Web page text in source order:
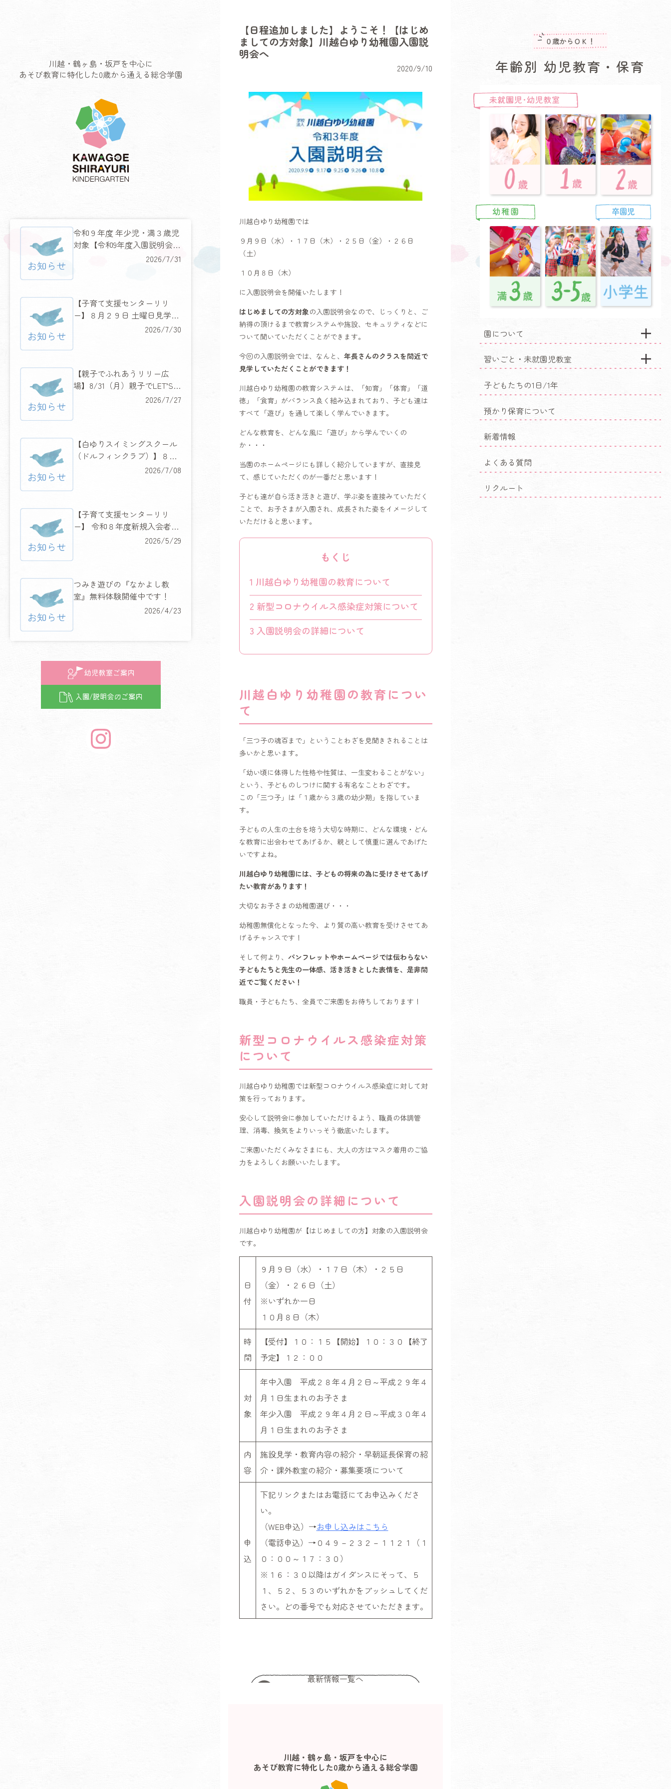
年齢別 幼児教育・保育
園について
習いごと・未就園児教室
子どもたちの1日/1年
預かり保育について
新着情報
よくある質問
リクルート
川越・鶴ヶ島・坂戸を中心に
あそび教育に特化した0歳から通える総合学園
令和９年度 年少児・満３歳児
対象【令和9年度入園説明会の
2026/7/31
【子育て支援センターリリ
ー】８月２９日 土曜日見学説
明会＆みんなに人気のあのキ
2026/7/30
【親子でふれあうリリー広
場】8/31（月）親子でLET’S
2026/7/27
【白ゆりスイミングスクール
（ドルフィンクラブ）】８月
６日（木）・７日（金）２日
2026/7/08
【子育て支援センターリリ
ー】 令和８年度新規入会者限
定 『ハッピーキャンペーン』
2026/5/29
つみき遊びの『なかよし教
室』無料体験開催中です！
2026/4/23
【日程追加しました】ようこそ！【はじめ
ましての方対象】川越白ゆり幼稚園入園説
明会へ
2020/9/10
川越白ゆり幼稚園では
９月９日（水）・１７日（木）・２５日（金）・２６日
（土）
１０月８日（木）
に入園説明会を開催いたします！
はじめましての方対象の入園説明会なので、じっくりと、ご
納得の頂けるまで教育システムや施設、セキュリティなどに
ついて聞いていただくことができます。
今回の入園説明会では、なんと、 年長さんのクラスを間近で
見学していただくことができます！
川越白ゆり幼稚園の教育システムは、「知育」「体育」「道
徳」「食育」がバランス良く組み込まれており、子ども達は
すべて「遊び」を通して楽しく学んでいきます。
どんな教育を、どんな風に「遊び」から学んでいくの
か・・・
当園のホームページにも詳しく紹介していますが、直接見
て、感じていただくのが一番だと思います！
子ども達が自ら活き活きと遊び、学ぶ姿を直接みていただく
ことで、お子さまが入園され、成長された姿をイメージして
いただけると思います。
もくじ
1 川越白ゆり幼稚園の教育について
2 新型コロナウイルス感染症対策について
3 入園説明会の詳細について
川越白ゆり幼稚園の教育につい
て
「三つ子の魂百まで」ということわざを見聞きされることは
多いかと思います。
「幼い頃に体得した性格や性質は、一生変わることがない」
という、子どものしつけに関する有名なことわざです。
この「三つ子」は「１歳から３歳の幼少期」を指していま
す。
子どもの人生の土台を培う大切な時期に、どんな環境・どん
な教育に出会わせてあげるか、親として慎重に選んであげた
いですよね。
川越白ゆり幼稚園には、子どもの将来の為に受けさせてあげ
たい教育があります！
大切なお子さまの幼稚園選び・・・
幼稚園無償化となった今、より質の高い教育を受けさせてあ
げるチャンスです！
そして何より、 パンフレットやホームページでは伝わらない
子どもたちと先生の一体感、活き活きとした表情を、是非間
近でご覧ください！
職員・子どもたち、全員でご来園をお待ちしております！
新型コロナウイルス感染症対策
について
川越白ゆり幼稚園では新型コロナウイルス感染症に対して対
策を行っております。
安心して説明会に参加していただけるよう、職員の体調管
理、消毒、換気をよりいっそう徹底いたします。
ご来園いただくみなさまにも、大人の方はマスク着用のご協
力をよろしくお願いいたします。
入園説明会の詳細について
川越白ゆり幼稚園が【はじめましての方】対象の入園説明会
です。
日
付
９月９日（水）・１７日（木）・２５日
（金）・２６日（土）
※いずれか一日
１０月８日（木）
時
間
【受付】１０：１５【開始】１０：３０【終了
予定】１２：００
対
象
年中入園 平成２８年４月２日～平成２９年４
月１日生まれのお子さま
年少入園 平成２９年４月２日～平成３０年４
月１日生まれのお子さま
内
容
施設見学・教育内容の紹介・早朝延長保育の紹
介・課外教室の紹介・募集要項について
申
込
下記リンクまたはお電話にてお申込みくださ
い。
（WEB申込）→お申し込みはこちら
（電話申込）→０４９－２３２－１１２１（１
０：００～１７：３０）
※１６：３０以降はガイダンスにそって、５
１、５２、５３のいずれかをプッシュしてくだ
さい。どの番号でも対応させていただきます。
最新情報一覧へ
川越・鶴ヶ島・坂戸を中心に
あそび教育に特化した0歳から通える総合学園